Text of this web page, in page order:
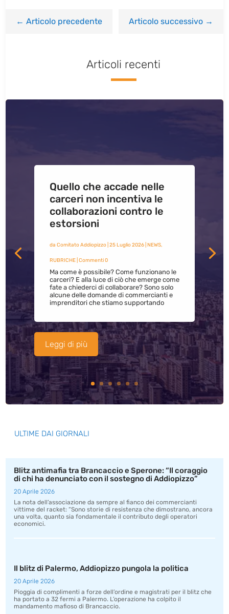
←Articolo precedente Articolo successivo→
Articoli recenti
Quello che accade nelle
carceri non incentiva le
collaborazioni contro le
estorsioni
da Comitato Addiopizzo| 25 Luglio 2026| NEWS,
RUBRICHE| Commenti 0
Ma come è possibile? Come funzionano le
carceri? E alla luce di ciò che emerge come
fate a chiederci di collaborare? Sono solo
alcune delle domande di commercianti e
imprenditori che stiamo supportando
Leggi di più
ULTIME DAI GIORNALI
Blitz antimafia tra Brancaccio e Sperone: “Il coraggio
di chi ha denunciato con il sostegno di Addiopizzo”
20 Aprile 2026
La nota dell’associazione da sempre al fianco dei commercianti
vittime del racket: “Sono storie di resistenza che dimostrano, ancora
una volta, quanto sia fondamentale il contributo degli operatori
economici.
Il blitz di Palermo, Addiopizzo pungola la politica
20 Aprile 2026
Pioggia di complimenti a forze dell’ordine e magistrati per il blitz che
ha portato a 32 fermi a Palermo. L’operazione ha colpito il
mandamento mafioso di Brancaccio.